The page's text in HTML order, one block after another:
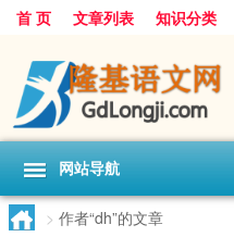
首 页 文章列表 知识分类
网站导航
> 作者“dh”的文章